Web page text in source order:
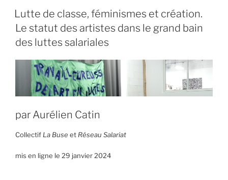
Lutte de classe, féminismes et création.
Le statut des artistes dans le grand bain
des luttes salariales
par Aurélien Catin
Collectif La Buse et Réseau Salariat
mis en ligne le 29 janvier 2024